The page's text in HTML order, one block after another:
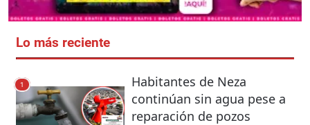
Lo más reciente
1
Habitantes de Neza
continúan sin agua pese a
reparación de pozos